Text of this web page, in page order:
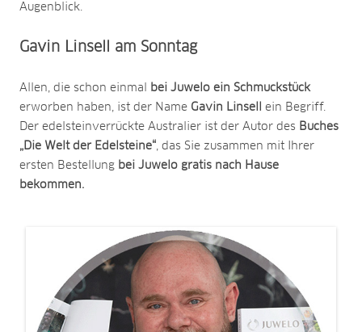
Augenblick.
Gavin Linsell am Sonntag
Allen, die schon einmal
bei Juwelo ein Schmuckstück
erworben haben, ist der Name Gavin Linsell
ein Begriff.
Der edelsteinverrückte Australier ist der Autor des Buches
„Die Welt der Edelsteine“, das Sie zusammen mit Ihrer
ersten Bestellung bei Juwelo gratis nach Hause
bekommen.